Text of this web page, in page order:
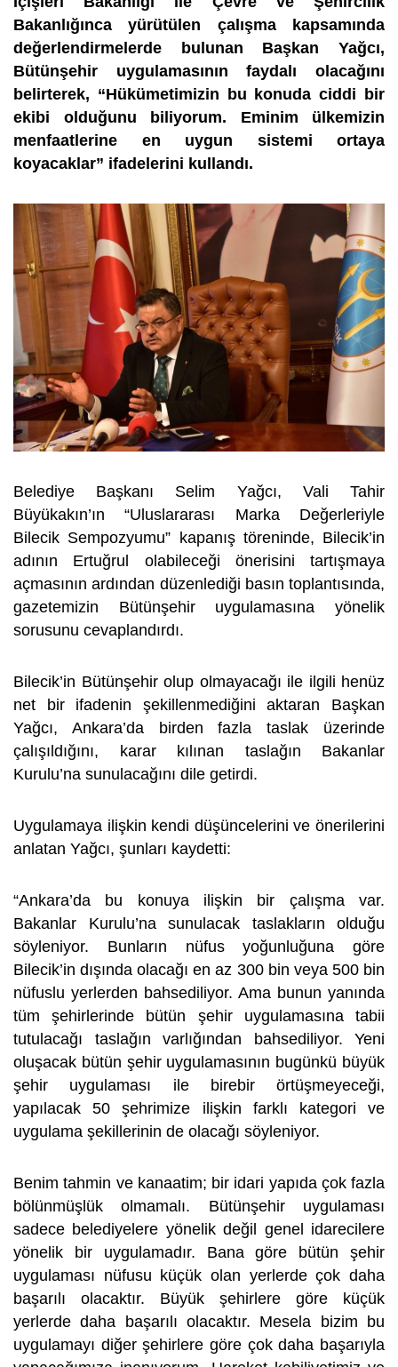
Bakanlığınca yürütülen çalışma kapsamında
değerlendirmelerde bulunan Başkan Yağcı,
Bütünşehir uygulamasının faydalı olacağını
belirterek, “Hükümetimizin bu konuda ciddi bir
ekibi olduğunu biliyorum. Eminim ülkemizin
menfaatlerine en uygun sistemi ortaya
koyacaklar” ifadelerini kullandı.
Belediye Başkanı Selim Yağcı, Vali Tahir
Büyükakın’ın “Uluslararası Marka Değerleriyle
Bilecik Sempozyumu” kapanış töreninde, Bilecik’in
adının Ertuğrul olabileceği önerisini tartışmaya
açmasının ardından düzenlediği basın toplantısında,
gazetemizin Bütünşehir uygulamasına yönelik
sorusunu cevaplandırdı.
Bilecik’in Bütünşehir olup olmayacağı ile ilgili henüz
net bir ifadenin şekillenmediğini aktaran Başkan
Yağcı, Ankara’da birden fazla taslak üzerinde
çalışıldığını, karar kılınan taslağın Bakanlar
Kurulu’na sunulacağını dile getirdi.
Uygulamaya ilişkin kendi düşüncelerini ve önerilerini
anlatan Yağcı, şunları kaydetti:
“Ankara’da bu konuya ilişkin bir çalışma var.
Bakanlar Kurulu’na sunulacak taslakların olduğu
söyleniyor. Bunların nüfus yoğunluğuna göre
Bilecik’in dışında olacağı en az 300 bin veya 500 bin
nüfuslu yerlerden bahsediliyor. Ama bunun yanında
tüm şehirlerinde bütün şehir uygulamasına tabii
tutulacağı taslağın varlığından bahsediliyor. Yeni
oluşacak bütün şehir uygulamasının bugünkü büyük
şehir uygulaması ile birebir örtüşmeyeceği,
yapılacak 50 şehrimize ilişkin farklı kategori ve
uygulama şekillerinin de olacağı söyleniyor.
Benim tahmin ve kanaatim; bir idari yapıda çok fazla
bölünmüşlük olmamalı. Bütünşehir uygulaması
sadece belediyelere yönelik değil genel idarecilere
yönelik bir uygulamadır. Bana göre bütün şehir
uygulaması nüfusu küçük olan yerlerde çok daha
başarılı olacaktır. Büyük şehirlere göre küçük
yerlerde daha başarılı olacaktır. Mesela bizim bu
uygulamayı diğer şehirlere göre çok daha başarıyla